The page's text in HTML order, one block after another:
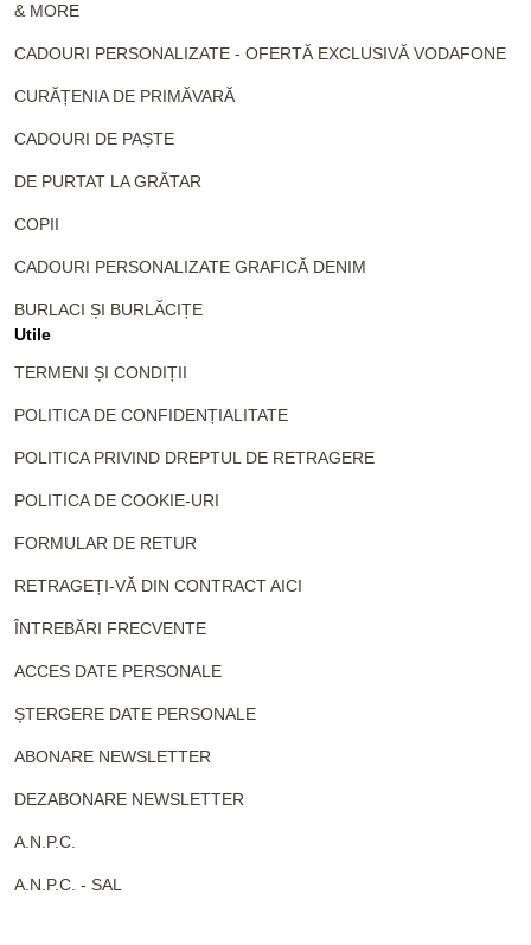
& MORE
CADOURI PERSONALIZATE - OFERTĂ EXCLUSIVĂ VODAFONE
CURĂȚENIA DE PRIMĂVARĂ
CADOURI DE PAȘTE
DE PURTAT LA GRĂTAR
COPII
CADOURI PERSONALIZATE GRAFICĂ DENIM
BURLACI ȘI BURLĂCIȚE
Utile
TERMENI ȘI CONDIȚII
POLITICA DE CONFIDENȚIALITATE
POLITICA PRIVIND DREPTUL DE RETRAGERE
POLITICA DE COOKIE-URI
FORMULAR DE RETUR
RETRAGEȚI-VĂ DIN CONTRACT AICI
ÎNTREBĂRI FRECVENTE
ACCES DATE PERSONALE
ȘTERGERE DATE PERSONALE
ABONARE NEWSLETTER
DEZABONARE NEWSLETTER
A.N.P.C.
A.N.P.C. - SAL